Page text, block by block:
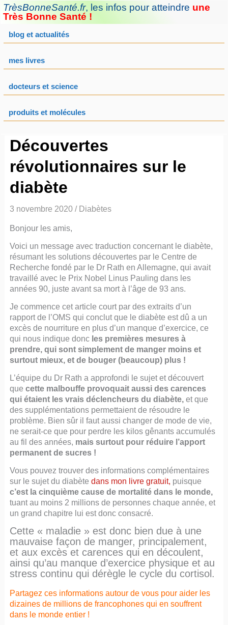
Aller
au
TrèsBonneSanté.fr, les infos pour atteindre une
Très Bonne Santé !
blog et actualités
mes livres
docteurs et science
produits et molécules
Découvertes
révolutionnaires sur le
diabète
3 novembre 2020 / Diabètes
Bonjour les amis,
Voici un message avec traduction concernant le diabète,
résumant les solutions découvertes par le Centre de
Recherche fondé par le Dr Rath en Allemagne, qui avait
travaillé avec le Prix Nobel Linus Pauling dans les
années 90, juste avant sa mort à l’âge de 93 ans.
Je commence cet article court par des extraits d’un
rapport de l’OMS qui conclut que le diabète est dû a un
excès de nourriture en plus d’un manque d’exercice, ce
qui nous indique donc les premières mesures à
prendre, qui sont simplement de manger moins et
surtout mieux, et de bouger (beaucoup) plus !
L’équipe du Dr Rath a approfondi le sujet et découvert
que cette malbouffe provoquait aussi des carences
qui étaient les vrais déclencheurs du diabète,et que
des supplémentations permettaient de résoudre le
problème. Bien sûr il faut aussi changer de mode de vie,
ne serait-ce que pour perdre les kilos gênants accumulés
au fil des années, mais surtout pour réduire l’apport
permanent de sucres !
Vous pouvez trouver des informations complémentaires
sur le sujet du diabète dans mon livre gratuit, puisque
c’est la cinquième cause de mortalité dans le monde,
tuant au moins 2 millions de personnes chaque année, et
un grand chapitre lui est donc consacré.
Cette « maladie » est donc bien due à une
mauvaise façon de manger, principalement,
et aux excès et carences qui en découlent,
ainsi qu’au manque d’exercice physique et au
stress continu qui dérègle le cycle du cortisol.
Partagez ces informations autour de vous pour aider les
dizaines de millions de francophones qui en souffrent
dans le monde entier !